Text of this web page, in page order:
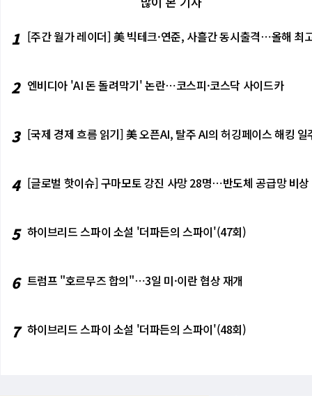
1 [주간 월가 레이더] 美 빅테크·연준, 사흘간 동시출격⋯올해 최
2 엔비디아 'AI 돈 돌려막기' 논란⋯코스피·코스닥 사이드카
3 [국제 경제 흐름 읽기] 美 오픈AI, 탈주 AI의 허깅페이스 해킹
4 [글로벌 핫이슈] 구마모토 강진 사망 28명⋯반도체 공급망 비상
5 하이브리드 스파이 소설 '더파든의 스파이'(47회)
6 트럼프 "호르무즈 합의"⋯3일 미·이란 협상 재개
7 하이브리드 스파이 소설 '더파든의 스파이'(48회)